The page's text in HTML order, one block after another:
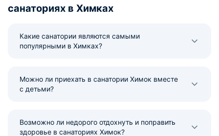
санаториях в Химках
Какие санатории являются самыми
популярными в Химках?
Можно ли приехать в санатории Химок вместе
с детьми?
Возможно ли недорого отдохнуть и поправить
здоровье в санаториях Химок?